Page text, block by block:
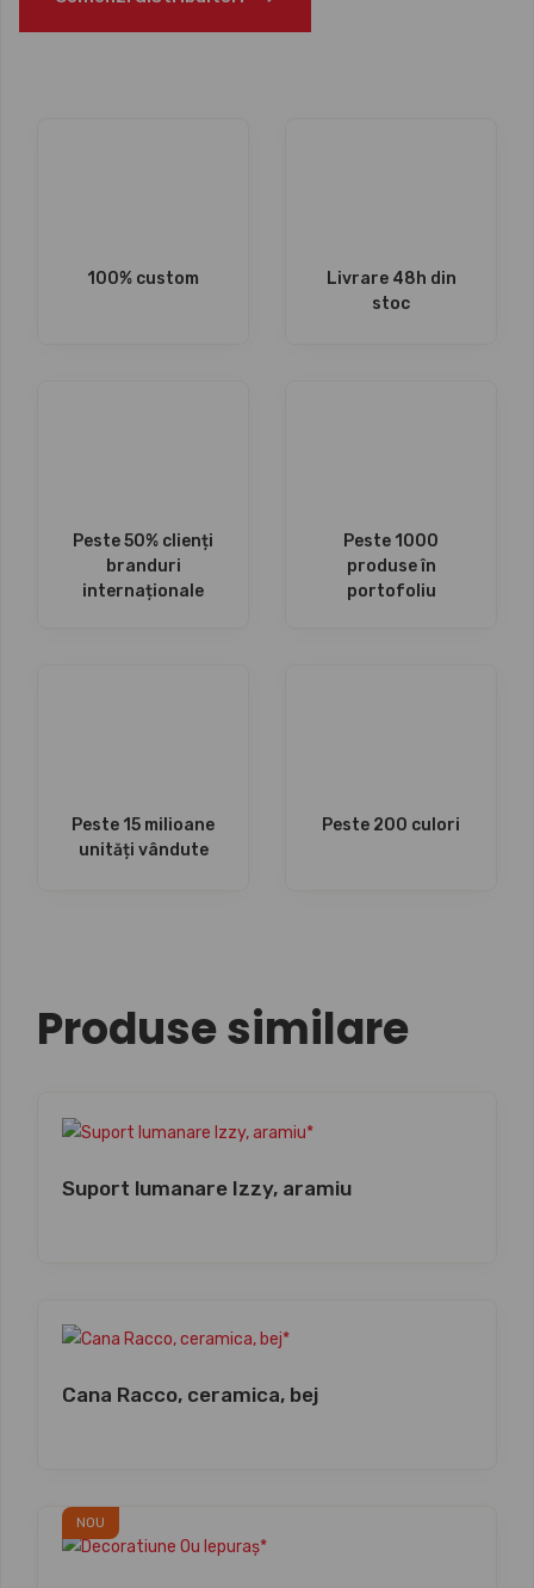
100% custom
Livrare 48h din
stoc
Peste 50% clienți
branduri
internaționale
Peste 1000
produse în
portofoliu
Peste 15 milioane
unități vândute
Peste 200 culori
Produse similare
Suport lumanare Izzy, aramiu
Cana Racco, ceramica, bej
NOU